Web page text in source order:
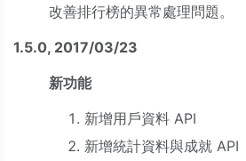
改善排行榜的異常處理問題。
1.5.0, 2017/03/23
新功能
新增用戶資料 API
新增統計資料與成就 API